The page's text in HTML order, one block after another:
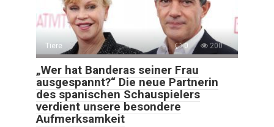
Tiere 0 200
„Wer hat Banderas seiner Frau
ausgespannt?“ Die neue Partnerin
des spanischen Schauspielers
verdient unsere besondere
Aufmerksamkeit